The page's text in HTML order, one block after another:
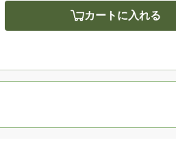
カートに入れる